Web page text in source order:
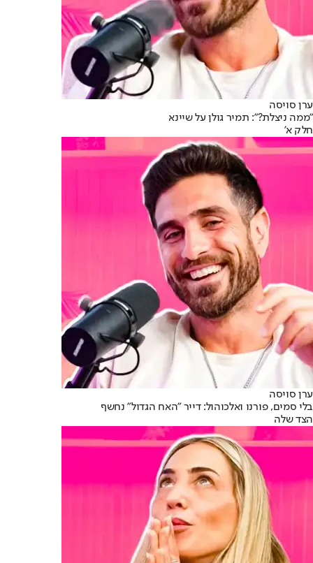
ערן סויסה
"ממה ניצלת?": תמיר גולן על שיינא
חלק א'
ערן סויסה
בלי סמים, פורנו ואלכוהול: דייר "האח הגדול" נחשף
הצד שלה